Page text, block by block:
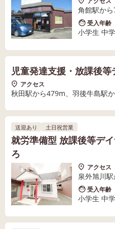
角館駅か
受入年齢
小学生 中
児童発達支援・放課後
アクセス
秋田駅から479m、羽後牛島駅
送迎あり 土日祝営業
就労準備型 放課後等デ
ろ
アクセス
泉外旭川
受入年齢
小学生 中